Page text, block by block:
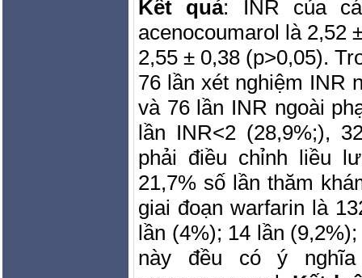
Kết quả: INR của
acenocoumarol là 2,52
2,55 ± 0,38 (p>0,05).
76 lần xét nghiệm INR
và 76 lần INR ngoài
lần INR<2 (28,9%;),
phải điều chỉnh liều
21,7% số lần thăm
giai đoạn warfarin là
lần (4%); 14 lần
này đều có ý